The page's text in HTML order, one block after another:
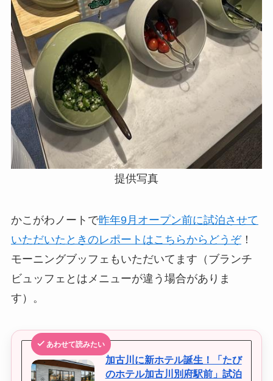
提供写真
かこがわノートで昨年9月オープン前に試泊させて
いただいたときのレポートはこちらからどうぞ！
モーニングブッフェもいただいてます（ブランチ
ビュッフェとはメニューが違う場合がありま
す）。
あわせて読みたい
加古川に新ホテル誕生！「たび
のホテル加古川別府駅前」試泊